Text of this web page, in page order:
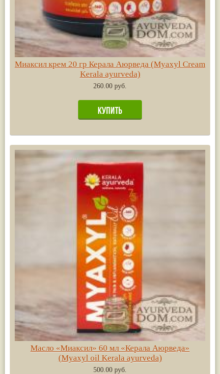
Миаксил крем 20 гр Керала Аюрведа (Myaxyl Cream
Kerala ayurveda)
260.00 руб.
Масло «Миаксил» 60 мл «Керала Аюрведа»
(Myaxyl oil Kerala ayurveda)
500.00 руб.